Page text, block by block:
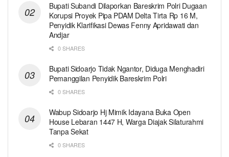
Bupati Subandi Dilaporkan Bareskrim Polri Dugaan
Korupsi Proyek Pipa PDAM Delta Tirta Rp 16 M,
Penyidik Klarifikasi Dewas Fenny Apridawati dan
Andjar
0 SHARES
Bupati Sidoarjo Tidak Ngantor, Diduga Menghadiri
Pemanggilan Penyidik Bareskrim Polri
0 SHARES
Wabup Sidoarjo Hj Mimik Idayana Buka Open
House Lebaran 1447 H, Warga Diajak Silaturahmi
Tanpa Sekat
0 SHARES